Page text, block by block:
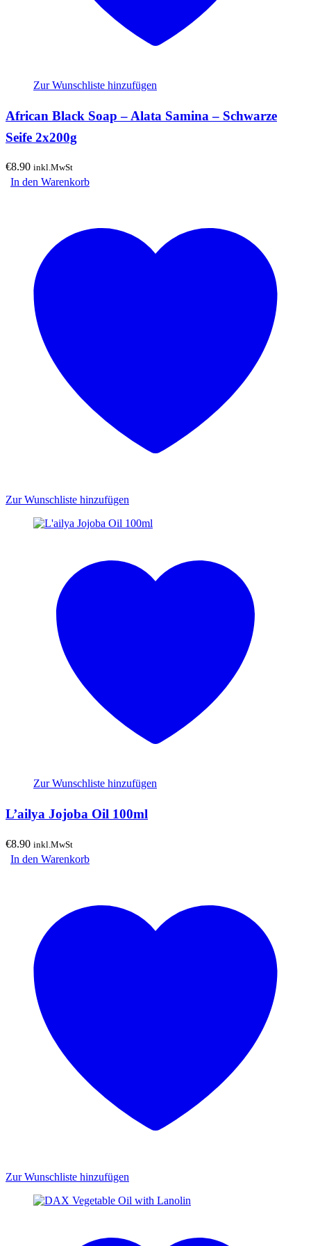
Zur Wunschliste hinzufügen
African Black Soap – Alata Samina – Schwarze
Seife 2x200g
€8.90 inkl.MwSt
In den Warenkorb
Zur Wunschliste hinzufügen
Zur Wunschliste hinzufügen
L’ailya Jojoba Oil 100ml
€8.90 inkl.MwSt
In den Warenkorb
Zur Wunschliste hinzufügen